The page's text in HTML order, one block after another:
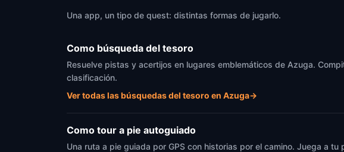
Una app, un tipo de quest: distintas formas de jugarlo.
Como búsqueda del tesoro
Resuelve pistas y acertijos en lugares emblemáticos de Azuga.
clasificación.
Ver todas las búsquedas del tesoro en Azuga→
Como tour a pie autoguiado
Una ruta a pie guiada por GPS con historias por el camino. Juega a